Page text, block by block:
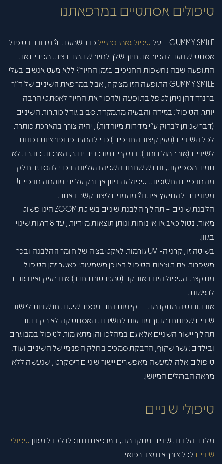
טיפולים אסתטיים במרפאתנו
GUMMY SMILE – על טיפול גאמי סמייילכבר שמעתם? מדובר בטיפול
אסתטי שנועד להפוך את חיוך שלך לחיוך שתמיד רצית. מכירים את
התופעה שבה נחשפות החניכיים בזמן החיוך? ללא מעט אנשים בעלי
GUMMY SMILE התופעה הזו מציקה, אבל במרפאת השיניים של ד"ר
ברנרד דהן ניתן לטפל בתופעה ולהפוך את החיוך לאסתטי הרבה
יותר. הטיפול: במידה והבעיה מתמקדת סביב גודל כותרות השיניים
(דבר שניתן לבדוק ע"י מדידות מיוחדות), יהיה צורך בהארכת כותרת
לכל השיניים (מעין קיצור החניכיים) כדי להחזיר פרופורציות נכונות
לשיניים (אורך מול רוחב). במקרים מורכבים יותר, הארכות כותרת לא
תמיד מספיקות, ונדרש שחרור השפה העליונה בכדי להסתיר חלק
מהחניכיים החשופות. טיפול זה ניתן אך ורק על ידי מומחה חניכיים!
מעוניינים להתייעץ איתנו? מוזמנים ליצור קשר באתר.
הלבנת שיניים –
תהליך הלבנת שיניים בשיטת ZOOM הינו פשוט
מאוד, נטול כאב או אי נוחות ונותן תוצאות מיידיות, עד 8 דרגות שינוי
בגוון.
בשיטה זו, קרני ה- UV גורמות לאקטיבציה של חומר ההלבנה ובכך
משפרות את תוצאות הטיפול באופן משמעותי כאשר זמן הטיפול
מתקצר. הטיפול הינו באור קר (טמפרטורת חדר) אינו מזיק ואינו גורם
לרגישות.
אורתודנטיה מתקדמת – קיימות היום מספר שיטות חדשניות ליישור
שיניים שפותחו מתוך מודעות לחשיבות האסתטיקה לא רק בתום
תהליך יישור השיניים אלא גם במהלכו והן מתאימות לטיפול במבוגרים
ובילדים: גשר שקוף, הדבקת סמכים בחלק הפנימי של השיניים ועוד.
טיפולים אלה למעשה מאפשרים יישור שיניים דיסקרטי, שנעשה ללא
מראה הברזלים המיושן.
טיפולי שיניים
מלבד הלבנת שיניים מתקדמת, במרפאתנו תוכלו לקבל מגוון טיפולי
שיניים לכל צורך או מצב רפואי.